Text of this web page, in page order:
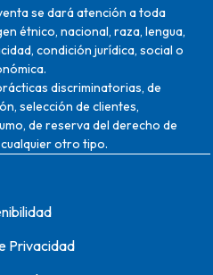
se dará atención a toda
étnico, nacional, raza, lengua,
condición jurídica, social o
discriminatorias, de
selección de clientes,
de reserva del derecho de
otro tipo.
Privacidad